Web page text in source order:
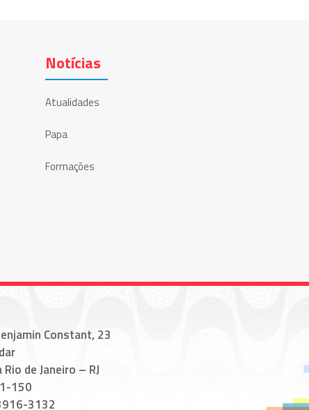
Notícias
Atualidades
Papa
Formações
Constant, 23
Rio de Janeiro – RJ
150
3132